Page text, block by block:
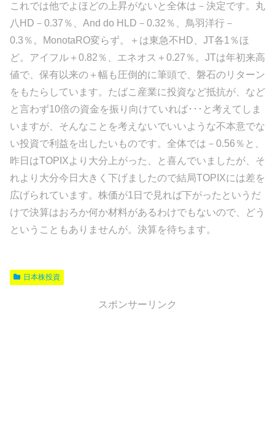
これでは他でよほどの上昇がないと全体は－決定です。丸
八HD－0.37％、And do HLD－0.32％、鳥羽洋行－
0.3％。MonotaRO変らず。＋は東急不HD、JT各1％ほ
ど。アイフル＋0.82％、エネオス＋0.27％。JTは年初来高
値で、保有以来の＋幅も圧倒的に筆頭で、磐石のリターン
をもたらしています。たばこ産業に投資など抵抗が、など
と言わず10倍の資金を振り向けていれば･･･と考えてしま
いますが、そんなことを考えないでいいような不本意でな
い投資で利益を出したいものです。全体では－0.56％と、
昨日はTOPIXより大分上がった、と喜んでいましたが、そ
れより大分今日大きく下げましたので結局TOPIXには差を
広げられています。株価が1日で見れば下がったというだ
けで決算はおろか何か材料があるわけでもないので、どう
ということもありませんが。決算を待ちます。
日本株投資
スポンサーリンク